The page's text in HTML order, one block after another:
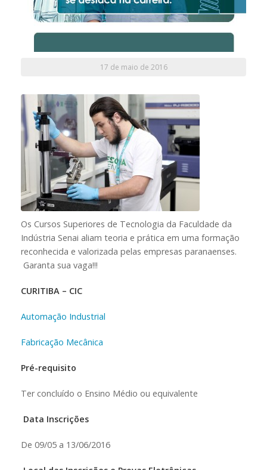
17 de maio de 2016
Os Cursos Superiores de Tecnologia da Faculdade da
Indústria Senai aliam teoria e prática em uma formação
reconhecida e valorizada pelas empresas paranaenses.
Garanta sua vaga!!!
CURITIBA – CIC
Automação Industrial
Fabricação Mecânica
Pré-requisito
Ter concluído o Ensino Médio ou equivalente
Data Inscrições
De 09/05 a 13/06/2016